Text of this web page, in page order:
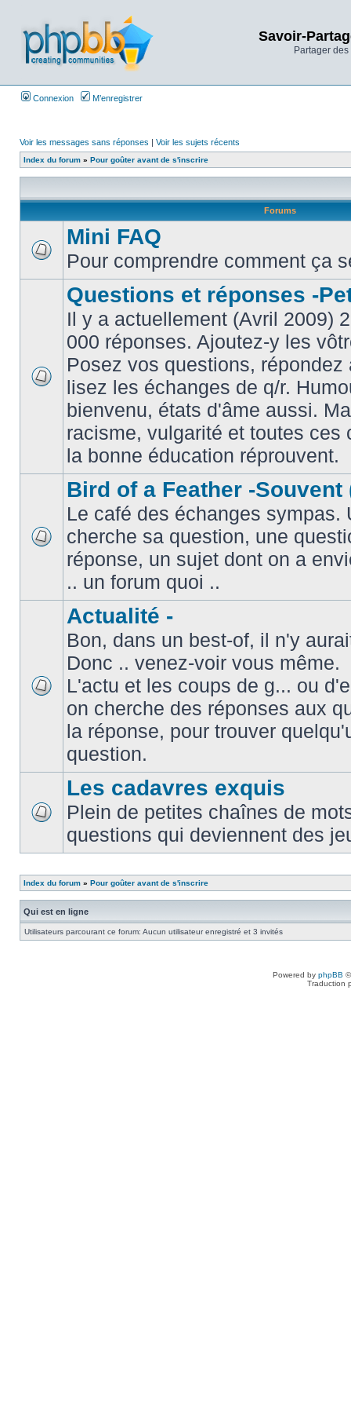
Savoir-
Partager
Connexion M’enregistrer
Voir les messages sans réponses | Voir les sujets récents
Index du forum » Pour goûter avant de s'inscrire
Forums
Mini FAQ
Pour comprendre comment ça
Questions et réponses -
Il y a actuellement (Avril 2009)
000 réponses. Ajoutez-y les
Posez vos questions,
lisez les échanges de q/r.
bienvenu, états d'âme aussi.
racisme, vulgarité et toutes ces
la bonne éducation réprouvent.
Bird of a Feather -Souvent
Le café des échanges sympas.
cherche sa question, une
réponse, un sujet dont on a
.. un forum quoi ..
Actualité -
Bon, dans un best-of, il n'y
Donc .. venez-voir vous même.
L'actu et les coups de g... ou
on cherche des réponses aux
la réponse, pour trouver
question.
Les cadavres exquis
Plein de petites chaînes de
questions qui deviennent des
Index du forum » Pour goûter avant de s'inscrire
Qui est en ligne
Utilisateurs parcourant ce forum: Aucun utilisateur enregistré et 3 invités
Powered by phpBB
Traduction